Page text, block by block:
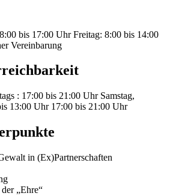
bis 17:00 Uhr Freitag: 8:00 bis 14:00
Vereinbarung
: 17:00 bis 21:00 Uhr Samstag,
13:00 Uhr 17:00 bis 21:00 Uhr
in (Ex)Partnerschaften
„Ehre“